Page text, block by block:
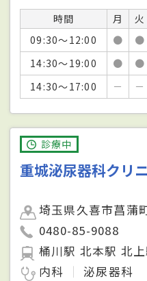
時間 月 火
09:30～12:00
● ●
14:30～19:00
● ●
14:30～17:00
－ －
診療中
重城泌尿器科クリ
埼玉県久喜市菖蒲
0480-85-9088
桶川駅 北本駅 北
内科
泌尿器科